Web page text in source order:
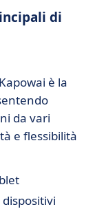
di
è la
da vari
e flessibilità